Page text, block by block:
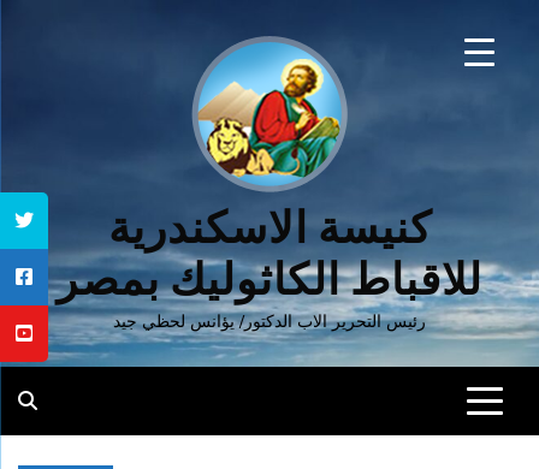
كنيسة الاسكندرية
للاقباط الكاثوليك بمصر
رئيس التحرير الاب الدكتور/ يؤانس لحظي جيد